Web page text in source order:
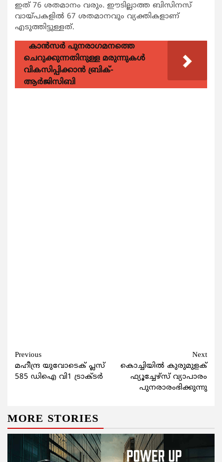
ഇത് 76 ശതമാനം വരും. ഈടില്ലാത്ത ബിസിനസ്
വായ്പകളിൽ 67 ശതമാനവും വ്യക്തികളാണ്
എടുത്തിട്ടുള്ളത്.
കാന്‍സര്‍ പുനരാഗമനത്തെ
ചെറുക്കുന്നതിനുള്ള മരുന്നുകള്‍
വികസിപ്പിക്കാന്‍ ബ്രിക്-
ആര്‍ജിസിബി
Continue
Reading
Previous
മഹീന്ദ്ര യുവോടെക് പ്ലസ്
585 ഡിഐ വി1 ട്രാക്ടർ
Next
കൊച്ചിയില്‍ കുരുമുളക്
ഫ്യൂച്ചേഴ്‌സ് വ്യാപാരം
പുനരാരംഭിക്കുന്നു
MORE STORIES